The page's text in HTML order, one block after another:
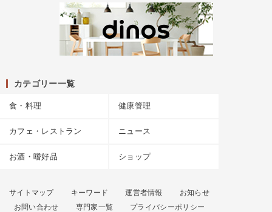
カテゴリー一覧
食・料理 健康管理
カフェ・レストラン ニュース
お酒・嗜好品 ショップ
サイトマップ キーワード 運営者情報
お知らせ
お問い合わせ
専門家一覧 プライバシーポリシー